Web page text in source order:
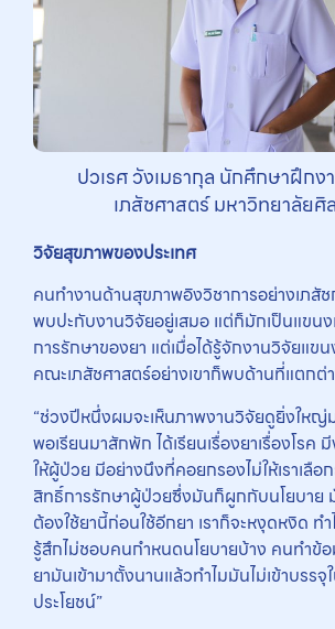
ปวเรศ วังเมธากุล นักศึกษาฝึก
เภสัชศาสตร์ มหาวิทยาลัยศิ
วิจัยสุขภาพของประเทศ
คนทำงานด้านสุขภาพอิงวิชาการอย่างเภสัช
พบปะกับงานวิจัยอยู่เสมอ แต่ก็มักเป็นแขน
การรักษาของยา แต่เมื่อได้รู้จักงานวิจัยแข
คณะเภสัชศาสตร์อย่างเขาก็พบด้านที่แตกต่
“ช่วงปีหนึ่งผมจะเห็นภาพงานวิจัยดูยิ่งใหญ่
พอเรียนมาสักพัก ได้เรียนเรื่องยาเรื่องโรค มี
ให้ผู้ป่วย มีอย่างนึงที่คอยกรองไม่ให้เราเลื
สิทธิ์การรักษาผู้ป่วยซึ่งมันก็ผูกกับนโยบาย
ต้องใช้ยานี้ก่อนใช้อีกยา เราก็จะหงุดหงิด ทำ
รู้สึกไม่ชอบคนกำหนดนโยบายบ้าง คนทำข้
ยามันเข้ามาตั้งนานแล้วทำไมมันไม่เข้าบรร
ประโยชน์”